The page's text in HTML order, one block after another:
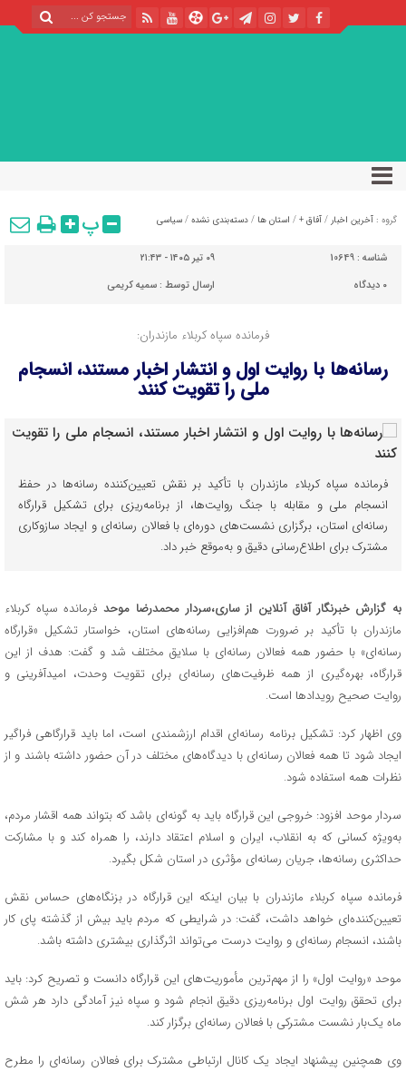
گروه : آخرین اخبار / آفاق + / استان ها / دسته‌بندی نشده / سیاسی پ
شناسه : 10649
۰۹ تیر ۱۴۰۵ - ۲۱:۴۳
۰ دیدگاه ارسال توسط :سمیه کریمی
فرمانده سپاه کربلاء مازندران:
رسانه‌ها با روایت اول و انتشار اخبار مستند، انسجام
ملی را تقویت کنند
فرمانده سپاه کربلاء مازندران با تأکید بر نقش تعیین‌کننده رسانه‌ها در حفظ
انسجام ملی و مقابله با جنگ روایت‌ها، از برنامه‌ریزی برای تشکیل قرارگاه
رسانه‌ای استان، برگزاری نشست‌های دوره‌ای با فعالان رسانه‌ای و ایجاد سازوکاری
مشترک برای اطلاع‌رسانی دقیق و به‌موقع خبر داد.
به گزارش خبرنگار آفاق آنلاین از ساری،سردار محمدرضا موحدفرمانده سپاه کربلاء
مازندران با تأکید بر ضرورت هم‌افزایی رسانه‌های استان، خواستار تشکیل «قرارگاه
رسانه‌ای» با حضور همه فعالان رسانه‌ای با سلایق مختلف شد و گفت: هدف از این
قرارگاه، بهره‌گیری از همه ظرفیت‌های رسانه‌ای برای تقویت وحدت، امیدآفرینی و
روایت صحیح رویدادها است.
وی اظهار کرد: تشکیل برنامه رسانه‌ای اقدام ارزشمندی است، اما باید قرارگاهی فراگیر
ایجاد شود تا همه فعالان رسانه‌ای با دیدگاه‌های مختلف در آن حضور داشته باشند و از
نظرات همه استفاده شود.
سردار موحد افزود: خروجی این قرارگاه باید به گونه‌ای باشد که بتواند همه اقشار مردم،
به‌ویژه کسانی که به انقلاب، ایران و اسلام اعتقاد دارند، را همراه کند و با مشارکت
حداکثری رسانه‌ها، جریان رسانه‌ای مؤثری در استان شکل بگیرد.
فرمانده سپاه کربلاء مازندران با بیان اینکه این قرارگاه در بزنگاه‌های حساس نقش
تعیین‌کننده‌ای خواهد داشت، گفت: در شرایطی که مردم باید بیش از گذشته پای کار
باشند، انسجام رسانه‌ای و روایت درست می‌تواند اثرگذاری بیشتری داشته باشد.
موحد «روایت اول» را از مهم‌ترین مأموریت‌های این قرارگاه دانست و تصریح کرد: باید
برای تحقق روایت اول برنامه‌ریزی دقیق انجام شود و سپاه نیز آمادگی دارد هر شش
ماه یک‌بار نشست مشترکی با فعالان رسانه‌ای برگزار کند.
وی همچنین پیشنهاد ایجاد یک کانال ارتباطی مشترک برای فعالان رسانه‌ای را مطرح